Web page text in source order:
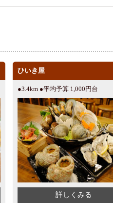
ひいき屋
●3.4km ●平均予算 1,000円台
詳しくみる